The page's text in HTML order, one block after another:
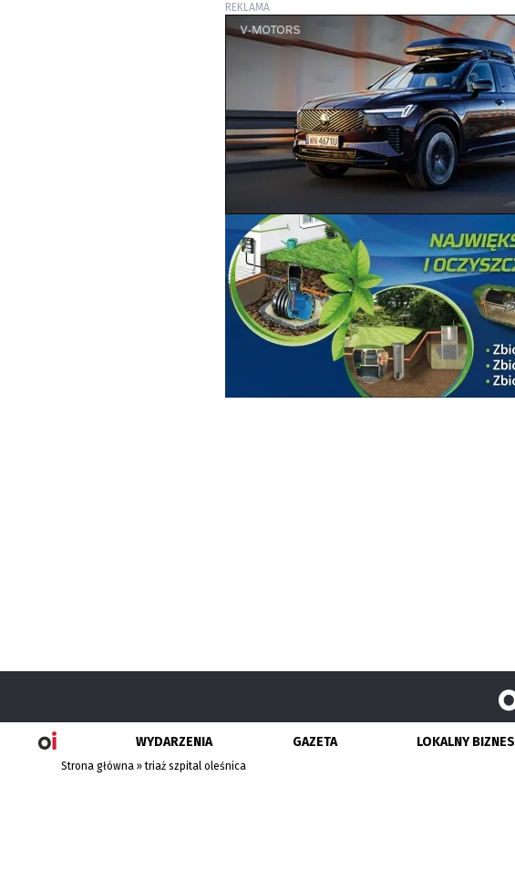
REKLAMA
WYDARZENIA GAZETA LOKALNY BIZNES
Strona główna »triaż szpital oleśnica